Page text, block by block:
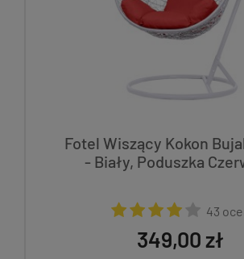
Fotel Wiszący Kokon
- Biały, Poduszka
43
349,00 zł